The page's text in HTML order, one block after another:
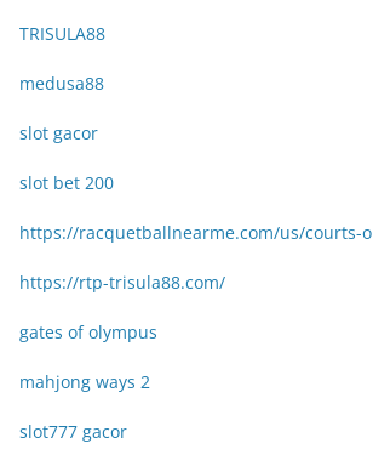
TRISULA88
medusa88
slot gacor
slot bet 200
https://racquetballnearme.com/us/courts-
https://rtp-trisula88.com/
gates of olympus
mahjong ways 2
slot777 gacor